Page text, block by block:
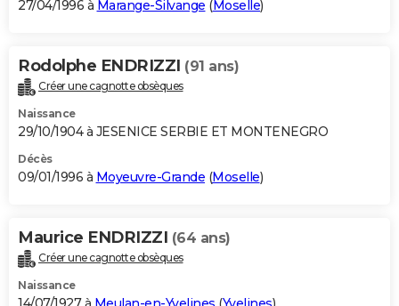
27/04/1996 à Marange-Silvange (Moselle)
Rodolphe ENDRIZZI (91 ans)
Créer une cagnotte obsèques
Naissance
29/10/1904 à JESENICE SERBIE ET MONTENEGRO
Décès
09/01/1996 à Moyeuvre-Grande (Moselle)
Maurice ENDRIZZI (64 ans)
Créer une cagnotte obsèques
Naissance